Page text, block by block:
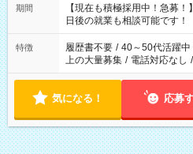
たくない」 など、ご希望を教えてく
の方へ 今ご覧のお仕事で希
の勤務時間。 合計で週40時
期間
【現在も積極採用中！急募
日後の就業も相談可能です！
特徴 履歴書不要 / 40～50代活躍中
上の大量募集 / 電話対応なし /
気になる！ 応募